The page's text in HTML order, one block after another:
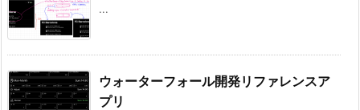
...
ウォーターフォール開発リファレンスア
プリ